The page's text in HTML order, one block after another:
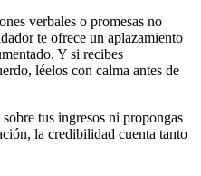
verbales o promesas no
te ofrece un aplazamiento
Y si recibes
léelos con calma antes de
tus ingresos ni propongas
la credibilidad cuenta tanto